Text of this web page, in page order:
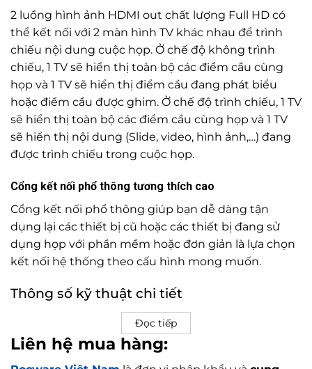
2 luồng hình ảnh HDMI out chất lượng Full HD có
thể kết nối với 2 màn hình TV khác nhau để trình
chiếu nội dung cuộc họp. Ở chế độ không trình
chiếu, 1 TV sẽ hiển thị toàn bộ các điểm cầu cùng
họp và 1 TV sẽ hiển thị điểm cầu đang phát biểu
hoặc điểm cầu được ghim. Ở chế độ trình chiếu, 1 TV
sẽ hiển thị toàn bộ các điểm cầu cùng họp và 1 TV
sẽ hiển thị nội dung (Slide, video, hình ảnh,…) đang
được trình chiếu trong cuộc họp.
Cổng kết nối phổ thông tương thích cao
Cổng kết nối phổ thông giúp bạn dễ dàng tận
dụng lại các thiết bị cũ hoặc các thiết bị đang sử
dụng họp với phần mềm hoặc đơn giản là lựa chọn
kết nối hệ thống theo cấu hình mong muốn.
Thông số kỹ thuật chi tiết
Đọc tiếp
Liên hệ mua hàng: